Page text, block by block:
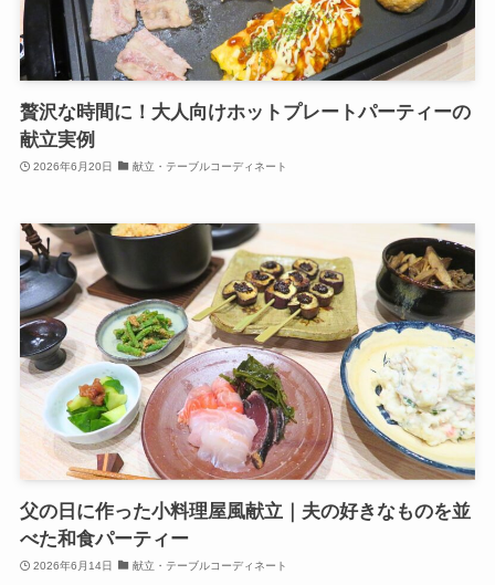
贅沢な時間に！大人向けホットプレートパーティーの
献立実例
2026年6月20日 献立・テーブルコーディネート
父の日に作った小料理屋風献立｜夫の好きなものを並
べた和食パーティー
2026年6月14日 献立・テーブルコーディネート